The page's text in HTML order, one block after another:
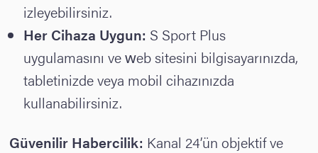
izleyebilirsiniz.
Her Cihaza Uygun: S Sport Plus
uygulamasını ve web sitesini bilgisayarınızda,
tabletinizde veya mobil cihazınızda
kullanabilirsiniz.
Güvenilir Habercilik: Kanal 24’ün objektif ve